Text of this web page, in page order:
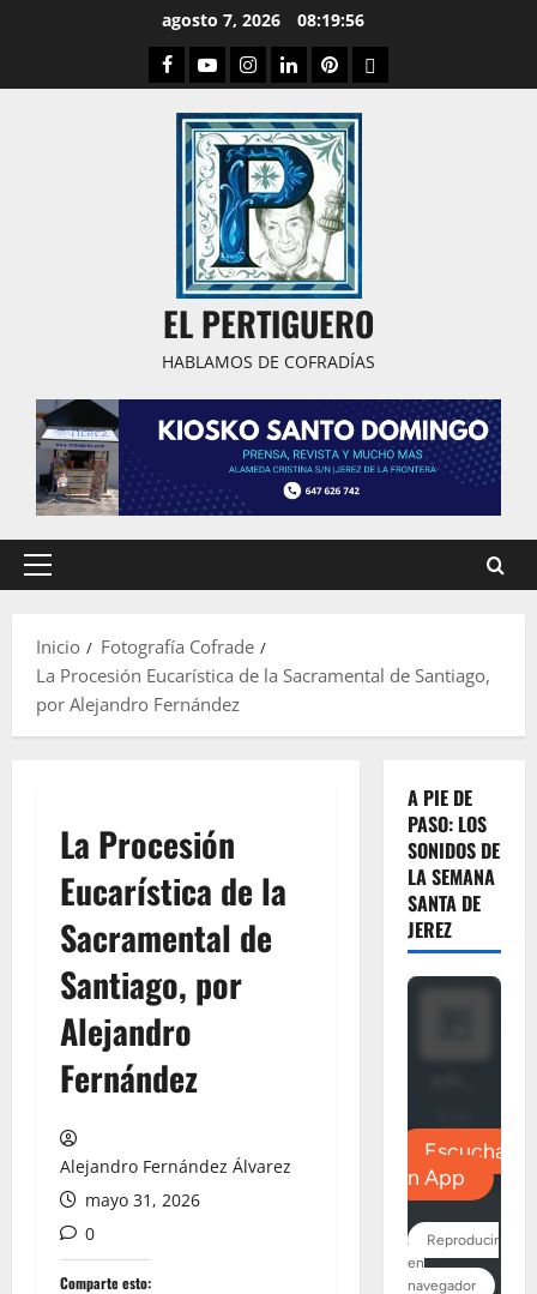
agosto 7, 2026 08:19:57
Facebook
YoutubeInstagram
LinkedPinterestDribbble
EL PERTIGUERO
HABLAMOS DE COFRADÍAS
Menú
Inicio
Fotografía Cofrade
La Procesión Eucarística de la Sacramental de Santiago,
por Alejandro Fernández
La Procesión
Eucarística de la
Sacramental de
Santiago, por
Alejandro
Fernández
Alejandro Fernández Álvarez
mayo 31, 2026
0
Comparte esto:
A PIE DE
PASO: LOS
SONIDOS DE
LA SEMANA
SANTA DE
JEREZ